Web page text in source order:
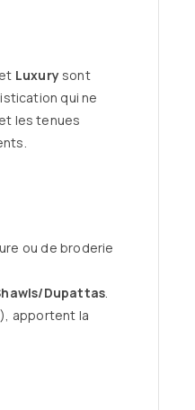
et Luxurysont
qui ne
les tenues
ou de broderie
Dupattas
apportent la